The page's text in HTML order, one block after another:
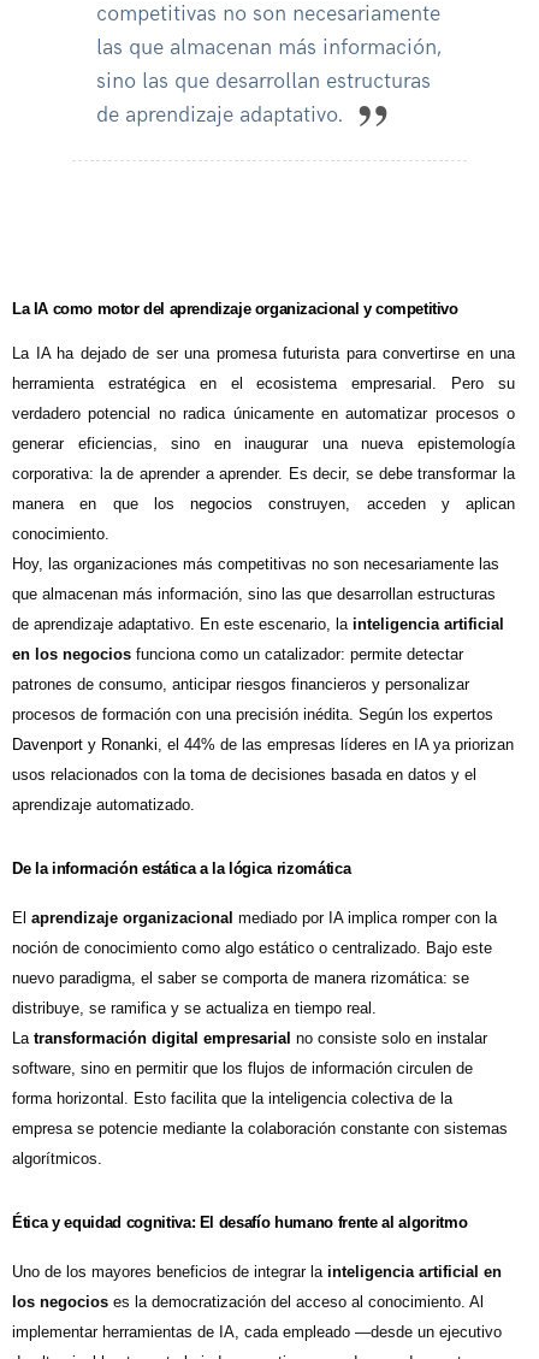
competitivas no son necesariamente
las que almacenan más información,
sino las que desarrollan estructuras
de aprendizaje adaptativo.
La IA como motor del aprendizaje organizacional y competitivo
La IA ha dejado de ser una promesa futurista para convertirse en una
herramienta estratégica en el ecosistema empresarial. Pero su
verdadero potencial no radica únicamente en automatizar procesos o
generar eficiencias, sino en inaugurar una nueva epistemología
corporativa: la de aprender a aprender. Es decir, se debe transformar la
manera en que los negocios construyen, acceden y aplican
conocimiento.
Hoy, las organizaciones más competitivas no son necesariamente las
que almacenan más información, sino las que desarrollan estructuras
de aprendizaje adaptativo. En este escenario, la inteligencia artificial
en los negocios funciona como un catalizador: permite detectar
patrones de consumo, anticipar riesgos financieros y personalizar
procesos de formación con una precisión inédita. Según los expertos
Davenport y Ronanki, el 44% de las empresas líderes en IA ya priorizan
usos relacionados con la toma de decisiones basada en datos y el
aprendizaje automatizado.
De la información estática a la lógica rizomática
El aprendizaje organizacional mediado por IA implica romper con la
noción de conocimiento como algo estático o centralizado. Bajo este
nuevo paradigma, el saber se comporta de manera rizomática: se
distribuye, se ramifica y se actualiza en tiempo real.
La transformación digital empresarial no consiste solo en instalar
software, sino en permitir que los flujos de información circulen de
forma horizontal. Esto facilita que la inteligencia colectiva de la
empresa se potencie mediante la colaboración constante con sistemas
algorítmicos.
Ética y equidad cognitiva: El desafío humano frente al algoritmo
Uno de los mayores beneficios de integrar la inteligencia artificial en
los negocios es la democratización del acceso al conocimiento. Al
implementar herramientas de IA, cada empleado —desde un ejecutivo